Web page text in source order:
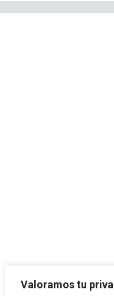
Valoramos tu